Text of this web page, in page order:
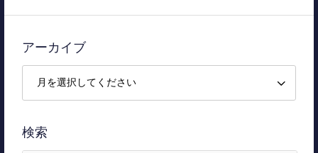
アーカイブ
検索